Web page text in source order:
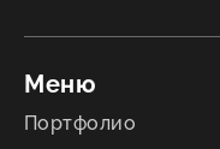
Меню
Портфолио